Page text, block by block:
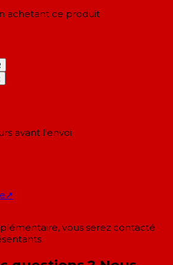
achetant ce produit
avant l'envoi
↗
vous serez contacté